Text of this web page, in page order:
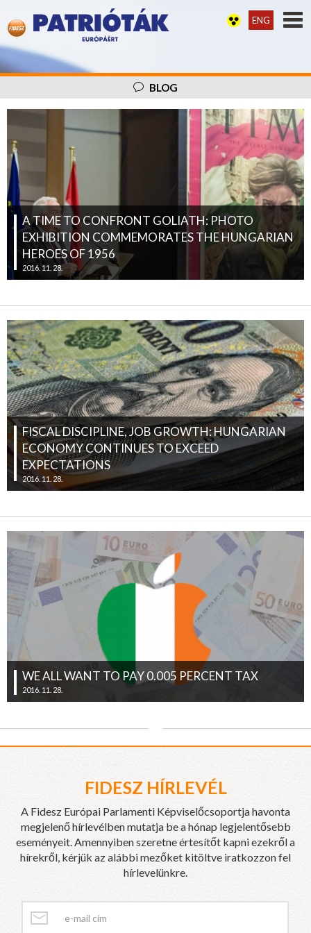
ENG
BLOG
A TIME TO CONFRONT GOLIATH: PHOTO
EXHIBITION COMMEMORATES THE HUNGARIAN
HEROES OF 1956
2016. 11. 28.
FISCAL DISCIPLINE, JOB GROWTH: HUNGARIAN
ECONOMY CONTINUES TO EXCEED
EXPECTATIONS
2016. 11. 28.
WE ALL WANT TO PAY 0.005 PERCENT TAX
2016. 11. 28.
FIDESZ HÍRLEVÉL
A Fidesz Európai Parlamenti Képviselőcsoportja havonta
megjelenő hírlevélben mutatja be a hónap legjelentősebb
eseményeit. Amennyiben szeretne értesítőt kapni ezekről a
hírekről, kérjük az alábbi mezőket kitöltve iratkozzon fel
hírlevelünkre.